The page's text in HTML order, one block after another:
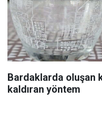
Bardaklarda oluşan
kaldıran yöntem